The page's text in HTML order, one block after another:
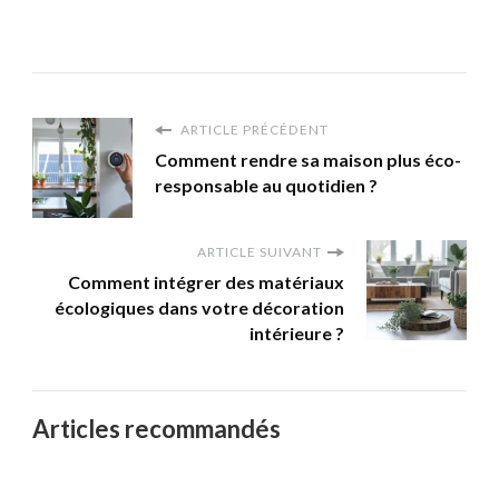
ARTICLE PRÉCÉDENT
Comment rendre sa maison plus éco-
responsable au quotidien ?
ARTICLE SUIVANT
Comment intégrer des matériaux
écologiques dans votre décoration
intérieure ?
Articles recommandés